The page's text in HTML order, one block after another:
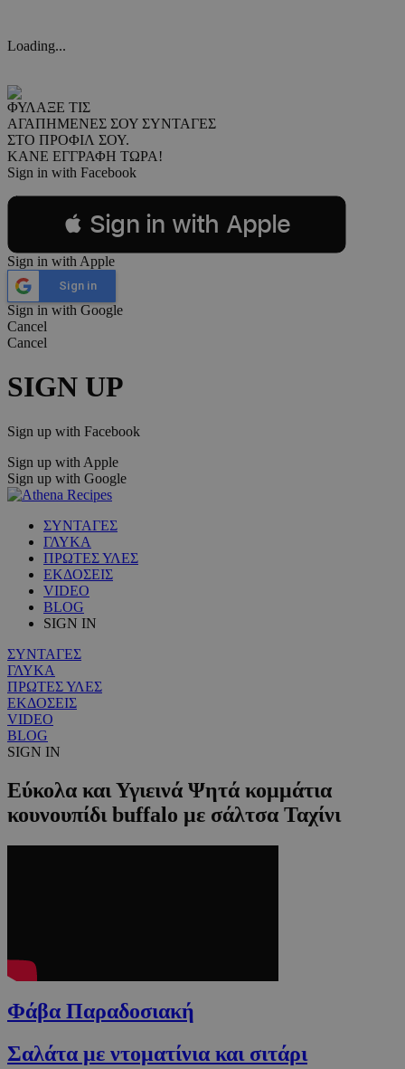
Loading...
ΦΥΛΑΞΕ ΤΙΣ
ΑΓΑΠΗΜΕΝΕΣ ΣΟΥ ΣΥΝΤΑΓΕΣ
ΣΤΟ ΠΡΟΦΙΛ ΣΟΥ.
ΚΑΝΕ ΕΓΓΡΑΦΗ ΤΩΡΑ!
Sign in with Facebook
 Sign in with Apple
Sign in with Apple
Sign in
Sign in with Google
Cancel
Cancel
SIGN UP
Sign up with Facebook
Sign up with Apple
Sign up with Google
ΣΥΝΤΑΓΕΣ
ΓΛΥΚΑ
ΠΡΩΤΕΣ ΥΛΕΣ
ΕΚΔΟΣΕΙΣ
VIDEO
BLOG
SIGN IN
ΣΥΝΤΑΓΕΣ
ΓΛΥΚΑ
ΠΡΩΤΕΣ ΥΛΕΣ
ΕΚΔΟΣΕΙΣ
VIDEO
BLOG
SIGN IN
Εύκολα και Υγιεινά Ψητά κομμάτια
κουνουπίδι buffalo με σάλτσα Ταχίνι
Φάβα Παραδοσιακή
Σαλάτα με ντοματίνια και σιτάρι